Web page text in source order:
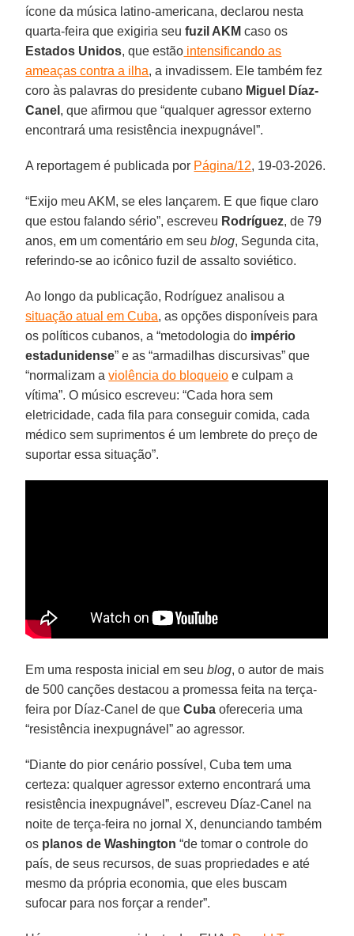
ícone da música latino-americana, declarou nesta
quarta-feira que exigiria seu fuzil AKM caso os
Estados Unidos, que estão intensificando as
ameaças contra a ilha, a invadissem. Ele também fez
coro às palavras do presidente cubano Miguel Díaz-
Canel , que afirmou que “qualquer agressor externo
encontrará uma resistência inexpugnável”.
A reportagem é publicada por Página/12, 19-03-2026.
“Exijo meu AKM, se eles lançarem. E que fique claro
que estou falando sério”, escreveu Rodríguez, de 79
anos, em um comentário em seublog, Segunda cita,
referindo-se ao icônico fuzil de assalto soviético.
Ao longo da publicação, Rodríguez analisou a
situação atual em Cuba, as opções disponíveis para
os políticos cubanos, a “metodologia do império
estadunidense” e as “armadilhas discursivas” que
“normalizam aviolência do bloqueio e culpam a
vítima”. O músico escreveu: “Cada hora sem
eletricidade, cada fila para conseguir comida, cada
médico sem suprimentos é um lembrete do preço de
suportar essa situação”.
Em uma resposta inicial em seublog, o autor de mais
de 500 canções destacou a promessa feita na terça-
feira por Díaz-Canel de queCuba ofereceria uma
“resistência inexpugnável” ao agressor.
“Diante do pior cenário possível, Cuba tem uma
certeza: qualquer agressor externo encontrará uma
resistência inexpugnável”, escreveu Díaz-Canel na
noite de terça-feira no jornal X, denunciando também
os planos de Washington “de tomar o controle do
país, de seus recursos, de suas propriedades e até
mesmo da própria economia, que eles buscam
sufocar para nos forçar a render”.